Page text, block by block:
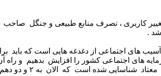
کاربری ، تصرف منابع طبیعی و جنگل
.
های اجتماعی از دغدغه هایی است که باید
های اجتماعی کشور را افزایش بدهیم و راه